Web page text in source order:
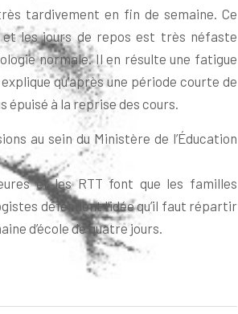
tardivement en fin de semaine. Ce
et les jours de repos est très néfaste
normale. Il en résulte une fatigue
qu’après une période courte de
épuisé à la reprise des cours.
au sein du Ministère de l’Éducation
et les RTT font que les familles
défendent l’idée qu’il faut répartir
d’école de quatre jours.